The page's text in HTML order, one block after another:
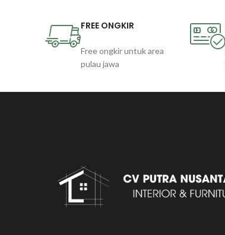
FREE ONGKIR
Free ongkir untuk area
pulau jawa